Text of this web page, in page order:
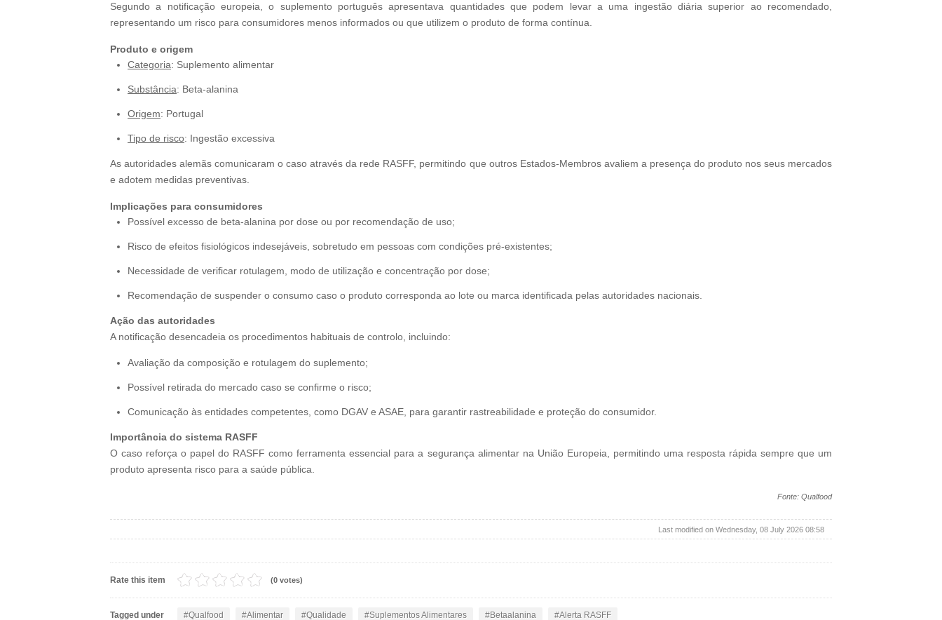
Segundo a notificação europeia, o suplemento português apresentava quantidades que podem levar a uma ingestão diária superior ao recomendado,
representando um risco para consumidores menos informados ou que utilizem o produto de forma contínua.
Produto e origem
Categoria: Suplemento alimentar
Substância: Beta‑alanina
Origem: Portugal
Tipo de risco: Ingestão excessiva
As autoridades alemãs comunicaram o caso através da rede RASFF, permitindo que outros Estados‑Membros avaliem a presença do produto nos seus mercados
e adotem medidas preventivas.
Implicações para consumidores
Possível excesso de beta‑alanina por dose ou por recomendação de uso;
Risco de efeitos fisiológicos indesejáveis, sobretudo em pessoas com condições pré‑existentes;
Necessidade de verificar rotulagem, modo de utilização e concentração por dose;
Recomendação de suspender o consumo caso o produto corresponda ao lote ou marca identificada pelas autoridades nacionais.
Ação das autoridades
A notificação desencadeia os procedimentos habituais de controlo, incluindo:
Avaliação da composição e rotulagem do suplemento;
Possível retirada do mercado caso se confirme o risco;
Comunicação às entidades competentes, como DGAV e ASAE, para garantir rastreabilidade e proteção do consumidor.
Importância do sistema RASFF
O caso reforça o papel do RASFF como ferramenta essencial para a segurança alimentar na União Europeia, permitindo uma resposta rápida sempre que um
produto apresenta risco para a saúde pública.
Fonte: Qualfood
Last modified on Wednesday, 08 July 2026 08:58
Rate this item (0 votes)
Tagged under Qualfood Alimentar Qualidade Suplementos Alimentares Betaalanina Alerta RASFF